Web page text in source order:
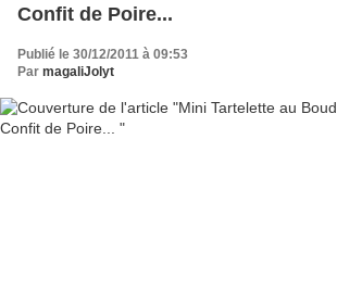
Confit de Poire...
Publié le 30/12/2011 à 09:53
Par magaliJolyt